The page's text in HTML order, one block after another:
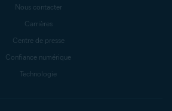
Nous contacter
Carrières
Centre de presse
Confiance numérique
Technologie